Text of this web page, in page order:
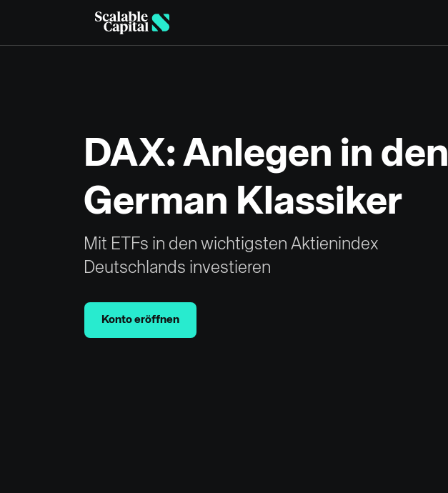
DAX: Anlegen in den
German Klassiker
Mit ETFs in den wichtigsten Aktienindex
Deutschlands investieren
Konto eröffnen